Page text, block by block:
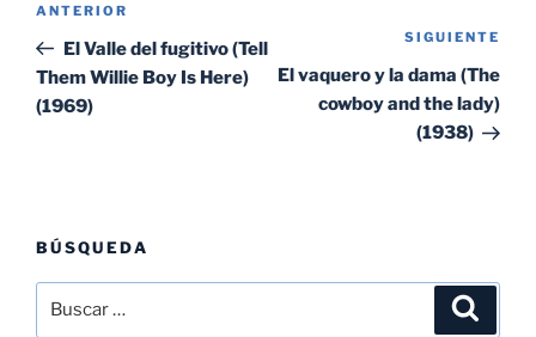
entradas
Entrada
anterior:
ANTERIOR
El Valle del fugitivo (Tell
Them Willie Boy Is Here)
(1969)
SIGUIENTE
El vaquero y la dama (The
cowboy and the lady)
(1938)
BÚSQUEDA
por: